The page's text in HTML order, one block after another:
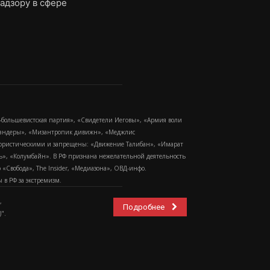
в сфере
партия», «Свидетели Иеговы», «Армия воли
«Мизантропик дивижн», «Меджлис
и запрещены: «Движение Талибан», «Имарат
«Колумбайн». В РФ признана нежелательной деятельность
The Insider, «Медиазона», ОВД-инфо.
РФ за экстремизм.
Подробнее